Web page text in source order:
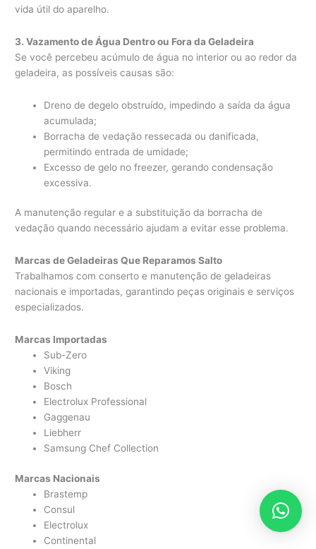
vida útil do aparelho.
3. Vazamento de Água Dentro ou Fora da Geladeira
Se você percebeu acúmulo de água no interior ou ao redor da
geladeira, as possíveis causas são:
Dreno de degelo obstruído, impedindo a saída da água
acumulada;
Borracha de vedação ressecada ou danificada,
permitindo entrada de umidade;
Excesso de gelo no freezer, gerando condensação
excessiva.
A manutenção regular e a substituição da borracha de
vedação quando necessário ajudam a evitar esse problema.
Marcas de Geladeiras Que Reparamos Salto
Trabalhamos com conserto e manutenção de geladeiras
nacionais e importadas, garantindo peças originais e serviços
especializados.
Marcas Importadas
Sub-Zero
Viking
Bosch
Electrolux Professional
Gaggenau
Liebherr
Samsung Chef Collection
Marcas Nacionais
Brastemp
Consul
Electrolux
Continental